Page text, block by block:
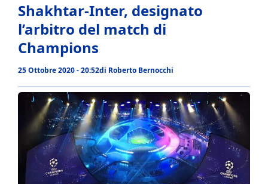
Shakhtar-Inter, designato
l’arbitro del match di
Champions
25 Ottobre 2020 - 20:52di Roberto Bernocchi